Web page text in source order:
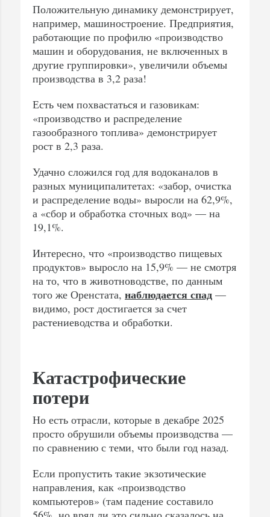
Положительную динамику демонстрирует,
например, машиностроение. Предприятия,
работающие по профилю «производство
машин и оборудования, не включенных в
другие группировки», увеличили объемы
производства в 3,2 раза!
Есть чем похвастаться и газовикам:
«производство и распределение
газообразного топлива» демонстрирует
рост в 2,3 раза.
Удачно сложился год для водоканалов в
разных муниципалитетах: «забор, очистка
и распределение воды» выросли на 62,9%,
а «сбор и обработка сточных вод» — на
19,1%.
Интересно, что «производство пищевых
продуктов» выросло на 15,9% — не смотря
на то, что в животноводстве, по данным
того же Оренстата, наблюдается спад —
видимо, рост достигается за счет
растениеводства и обработки.
Катастрофические
потери
Но есть отрасли, которые в декабре 2025
просто обрушили объемы производства —
по сравнению с теми, что были год назад.
Если пропустить такие экзотические
направления, как «производство
компьютеров» (там падение составило